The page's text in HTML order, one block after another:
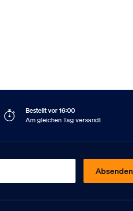
Bestellt vor 16:00
Am gleichen Tag versandt
Absenden